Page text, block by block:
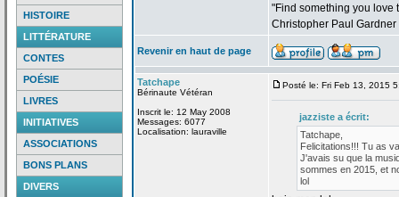
HISTOIRE
LITTÉRATURE
CONTES
POÉSIE
LIVRES
INITIATIVES
ASSOCIATIONS
BONS PLANS
DIVERS
"Find something you love
Christopher Paul Gardner
Revenir en haut de page
Tatchape
Bérinaute Vétéran
Inscrit le: 12 May 2008
Messages: 6077
Localisation: lauraville
Posté le: Fri Feb 13, 2015
jazziste a écrit:
Tatchape,
Felicitations!!! Tu as
J'avais su que la
sommes en 2015, et
lol